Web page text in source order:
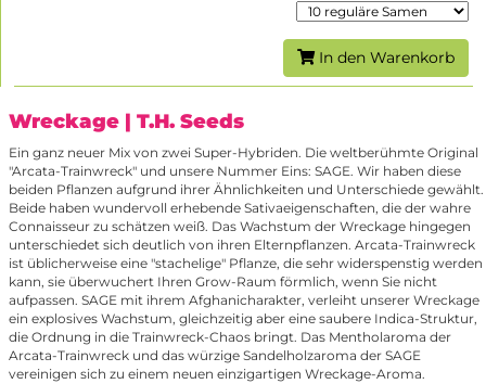
In den Warenkorb
Wreckage | T.H. Seeds
Ein ganz neuer Mix von zwei Super-Hybriden. Die weltberühmte Original
"Arcata-Trainwreck" und unsere Nummer Eins: SAGE. Wir haben diese
beiden Pflanzen aufgrund ihrer Ähnlichkeiten und Unterschiede gewählt.
Beide haben wundervoll erhebende Sativaeigenschaften, die der wahre
Connaisseur zu schätzen weiß. Das Wachstum der Wreckage hingegen
unterschiedet sich deutlich von ihren Elternpflanzen. Arcata-Trainwreck
ist üblicherweise eine "stachelige" Pflanze, die sehr widerspenstig werden
kann, sie überwuchert Ihren Grow-Raum förmlich, wenn Sie nicht
aufpassen. SAGE mit ihrem Afghanicharakter, verleiht unserer Wreckage
ein explosives Wachstum, gleichzeitig aber eine saubere Indica-Struktur,
die Ordnung in die Trainwreck-Chaos bringt. Das Mentholaroma der
Arcata-Trainwreck und das würzige Sandelholzaroma der SAGE
vereinigen sich zu einem neuen einzigartigen Wreckage-Aroma.